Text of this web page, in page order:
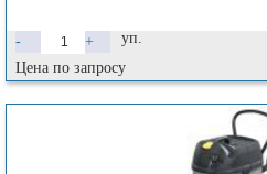
- +
уп.
Цена по запросу